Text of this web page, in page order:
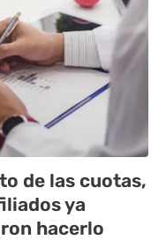
de las cuotas,
ya
hacerlo